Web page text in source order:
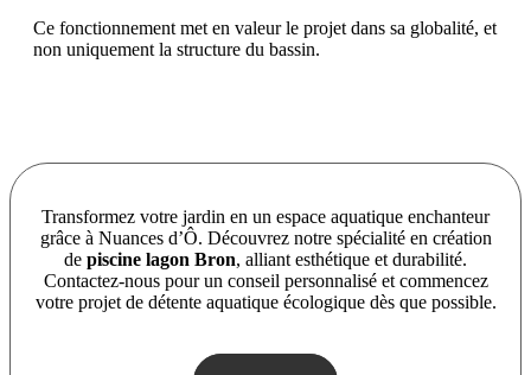
Ce fonctionnement met en valeur le projet dans sa globalité, et
non uniquement la structure du bassin.
Transformez votre jardin en un espace aquatique enchanteur
grâce à Nuances d’Ô. Découvrez notre spécialité en création
de piscine lagon Bron, alliant esthétique et durabilité.
Contactez-nous pour un conseil personnalisé et commencez
votre projet de détente aquatique écologique dès que possible.